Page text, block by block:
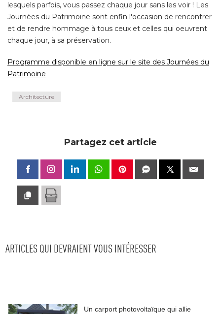
lesquels parfois, vous passez chaque jour sans les voir ! Les
Journées du Patrimoine sont enfin l'occasion de rencontrer
et de rendre hommage à tous ceux et celles qui oeuvrent
chaque jour, à sa préservation.
Programme disponible en ligne sur le site des Journées du
Patrimoine
Architecture
Partagez cet article
ARTICLES QUI DEVRAIENT VOUS INTÉRESSER
Un carport photovoltaïque qui allie